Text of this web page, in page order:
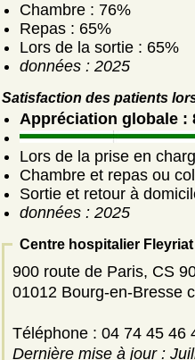
Chambre : 76%
Repas : 65%
Lors de la sortie : 65%
données : 2025
Satisfaction des patients
Appréciation globale :
Lors de la prise en
Chambre et repas ou
Sortie et retour à
données : 2025
Centre hospitalier
900 route de Paris, CS
01012 Bourg-en-Bresse
Téléphone : 04 74 45
Dernière mise à jour :